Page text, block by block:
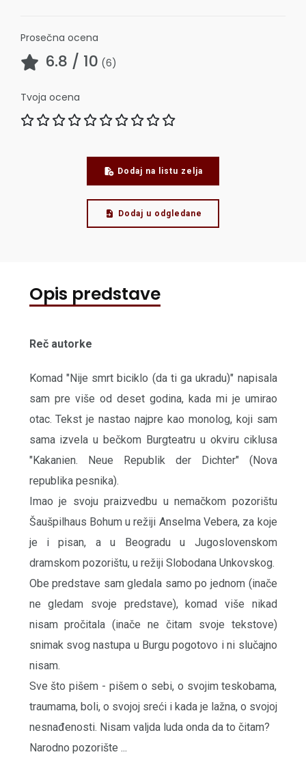
Prosečna ocena
6.8 / 10 (6)
Tvoja ocena
Dodaj na listu zelja
Dodaj u odgledane
Opis predstave
Reč autorke
Komad "Nije smrt biciklo (da ti ga ukradu)" napisala
sam pre više od deset godina, kada mi je umirao
otac. Tekst je nastao najpre kao monolog, koji sam
sama izvela u bečkom Burgteatru u okviru ciklusa
"Kakanien. Neue Republik der Dichter" (Nova
republika pesnika).
Imao je svoju praizvedbu u nemačkom pozorištu
Šaušpilhaus Bohum u režiji Anselma Vebera, za koje
je i pisan, a u Beogradu u Jugoslovenskom
dramskom pozorištu, u režiji Slobodana Unkovskog.
Obe predstave sam gledala samo po jednom (inače
ne gledam svoje predstave), komad više nikad
nisam pročitala (inače ne čitam svoje tekstove)
snimak svog nastupa u Burgu pogotovo i ni slučajno
nisam.
Sve što pišem - pišem o sebi, o svojim teskobama,
traumama, boli, o svojoj sreći i kada je lažna, o svojoj
nesnađenosti. Nisam valjda luda onda da to čitam?
Narodno pozorište ...